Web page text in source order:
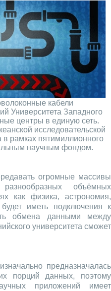
кабели
Университета Западного
центры в единую сеть.
исследовательской
рамках пятимиллионного
научным фондом.
огромные массивы
объёмных
как физика, астрономия,
иметь подключения к
обмена данными между
университета сможет
предназначалась
порций данных, поэтому
приложений имеет